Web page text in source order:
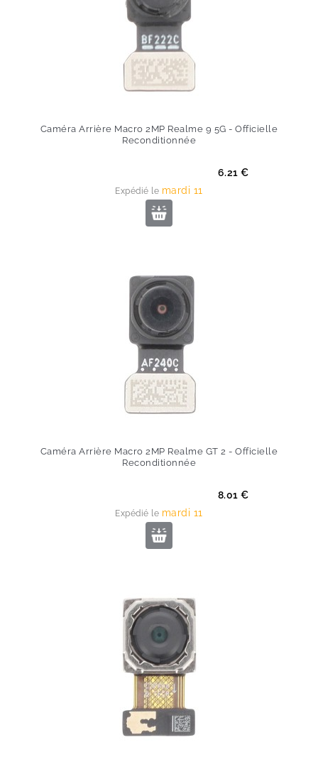
Caméra Arrière Macro 2MP Realme 9 5G - Officielle
Reconditionnée
6.21 €
Expédié le mardi 11
Caméra Arrière Macro 2MP Realme GT 2 - Officielle
Reconditionnée
8.01 €
Expédié le mardi 11